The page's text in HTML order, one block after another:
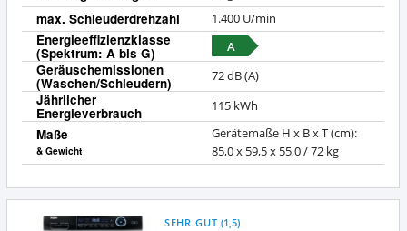
max. Schleuderdrehzahl 1.400 U/min
Energieeffizienzklasse
(Spektrum: A bis G) A
Geräuschemissionen
(Waschen/Schleudern) 72 dB (A)
Jährlicher
Energieverbrauch 115 kWh
Maße
& Gewicht
Gerätemaße H x B x T (cm):
85,0 x 59,5 x 55,0 / 72 kg
SEHR GUT (1,5)